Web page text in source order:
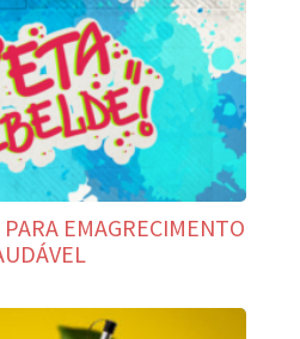
EMAGRECIMENTO